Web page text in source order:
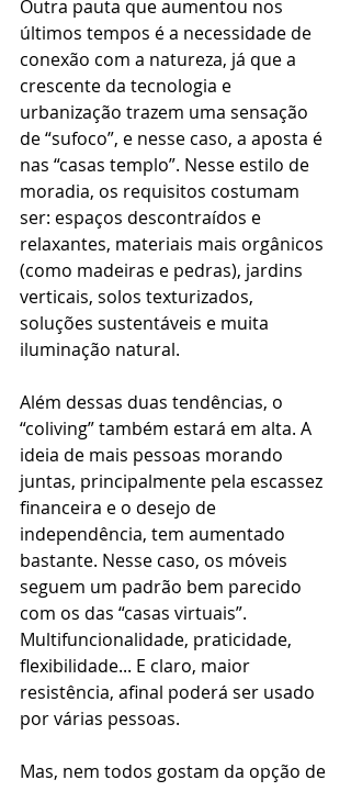
Outra pauta que aumentou nos
últimos tempos é a necessidade de
conexão com a natureza, já que a
crescente da tecnologia e
urbanização trazem uma sensação
de “sufoco”, e nesse caso, a aposta é
nas “casas templo”. Nesse estilo de
moradia, os requisitos costumam
ser: espaços descontraídos e
relaxantes, materiais mais orgânicos
(como madeiras e pedras), jardins
verticais, solos texturizados,
soluções sustentáveis e muita
iluminação natural.
Além dessas duas tendências, o
“coliving” também estará em alta. A
ideia de mais pessoas morando
juntas, principalmente pela escassez
financeira e o desejo de
independência, tem aumentado
bastante. Nesse caso, os móveis
seguem um padrão bem parecido
com os das “casas virtuais”.
Multifuncionalidade, praticidade,
flexibilidade... E claro, maior
resistência, afinal poderá ser usado
por várias pessoas.
Mas, nem todos gostam da opção de